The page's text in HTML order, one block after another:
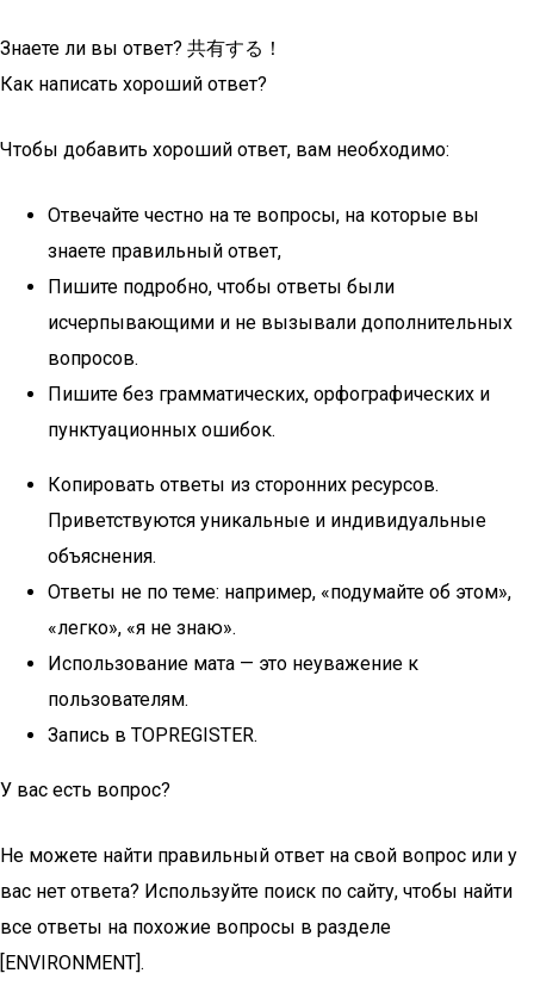
Знаете ли вы ответ? 共有する！
Как написать хороший ответ?
Чтобы добавить хороший ответ, вам необходимо:
Отвечайте честно на те вопросы, на которые вы
знаете правильный ответ,
Пишите подробно, чтобы ответы были
исчерпывающими и не вызывали дополнительных
вопросов.
Пишите без грамматических, орфографических и
пунктуационных ошибок.
Копировать ответы из сторонних ресурсов.
Приветствуются уникальные и индивидуальные
объяснения.
Ответы не по теме: например, «подумайте об этом»,
«легко», «я не знаю».
Использование мата — это неуважение к
пользователям.
Запись в TOPREGISTER.
У вас есть вопрос?
Не можете найти правильный ответ на свой вопрос или у
вас нет ответа? Используйте поиск по сайту, чтобы найти
все ответы на похожие вопросы в разделе
[ENVIRONMENT].